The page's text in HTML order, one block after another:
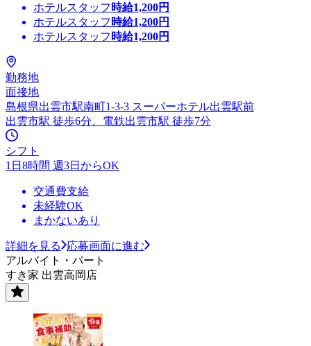
ホテルスタッフ 時給1,200円
ホテルスタッフ 時給1,200円
ホテルスタッフ 時給1,200円
勤務地
面接地
島根県出雲市駅南町1-3-3 スーパーホテル出雲駅前
出雲市駅 徒歩6分、電鉄出雲市駅 徒歩7分
シフト
1日8時間 週3日からOK
交通費支給
未経験OK
まかないあり
詳細を見る
応募画面に進む
アルバイト・パート
すき家 出雲高岡店